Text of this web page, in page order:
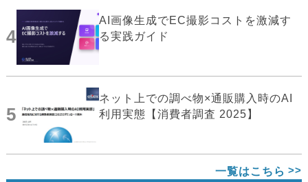
4
AI画像生成でEC撮影コストを激減す
る実践ガイド
5
ネット上での調べ物×通販購入時のAI
利用実態【消費者調査 2025】
一覧はこちら